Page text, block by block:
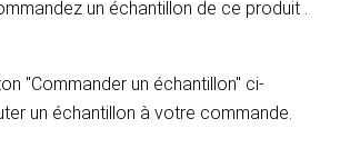
un échantillon de ce produit .
"Commander un échantillon" ci-
un échantillon à votre commande.